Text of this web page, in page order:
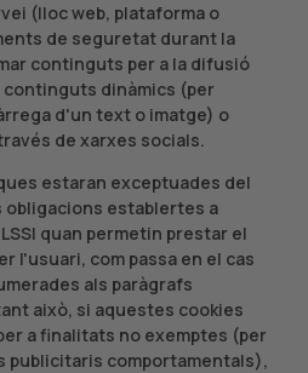
(lloc web, plataforma o
de seguretat durant la
continguts per a la difusió
dinàmics (per
d'un text o imatge) o
de xarxes socials.
estaran exceptuades del
obligacions establertes a
quan permetin prestar el
l'usuari, com passa en el cas
als paràgrafs
això, si aquestes cookies
a finalitats no exemptes (per
publicitaris comportamentals),